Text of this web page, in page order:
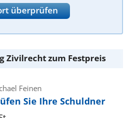
überprüfen
Zivilrecht zum Festpreis
Feinen
Sie Ihre Schuldner